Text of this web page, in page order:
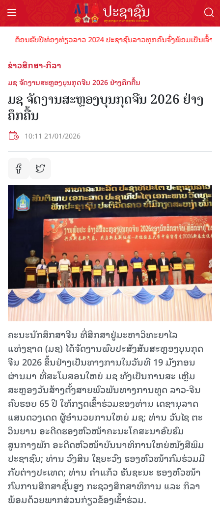
ອນຮັບປີທ່ອງທ່ຽວລາວ 2024 ປະຊາຊົນລາວທຸກຄົນຈົ່ງພ້ອມເປັນເຈົ້າພາ
ຂ່າວສືກສາ-ກິລາ
ມຊ ຈັດງານສະຫຼອງບຸນກຸດຈີນ 2026 ຢ່າງຄຶກຄື້ນ
ມຊ ຈັດງານສະຫຼອງບຸນກຸດຈີນ 2026 ຢ່າງ
ຄຶກຄື້ນ
10:11 21/01/2026
ຄະນະນັກສຶກສາຈີນ ທີ່ສຶກສາຢູ່ມະຫາວິທະຍາໄລ
ແຫ່ງຊາດ (ມຊ) ໄດ້ຈັດງານພົບປະສັງສັນສະຫຼອງບຸນກຸດ
ຈີນ 2026 ຂຶ້ນຢ່າງເປັນທາງການໃນວັນທີ 19 ມັງກອນ
ຜ່ານມາ ທີ່ສະໂມສອນໃຫຍ່ ມຊ ທັງເປັນການສະ ເຫຼີມ
ສະຫຼອງວັນສ້າງຕັ້ງສາຍພົວພັນທາງການທູດ ລາວ-ຈີນ
ຄົບຮອບ 65 ປີ ໃຫ້ກຽດເຂົ້າຮ່ວມຂອງທ່ານ ເດຊານຸລາດ
ແສນດວງເດດ ຜູ້ອຳນວຍການໃຫຍ່ ມຊ; ທ່ານ ວັນໄຊ ຕະ
ວິນຍານ ອະດີດຮອງຫົວໜ້າຄະນະໂຄສະນາອົບຮົມ
ສູນກາງພັກ ອະດີດຫົວໜ້າບັນນາທິການໃຫຍ່ໜັງສືພິມ
ປະຊາຊົນ; ທ່ານ ວົງສິນ ໃຊຍະວົງ ຮອງຫົວໜ້າກົມຮ່ວມມື
ກັບຕ່າງປະເທດ; ທ່ານ ຄຳແກ້ວ ຮັນຊະນະ ຮອງຫົວໜ້າ
ກົມການສຶກສາຊັ້ນສູງ ກະຊວງສຶກສາທິການ ແລະ ກິລາ
ພ້ອມດ້ວຍພາກສ່ວນກ່ຽວຂ້ອງເຂົ້າຮ່ວມ.